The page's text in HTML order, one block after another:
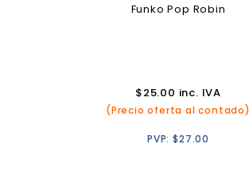
Funko Pop Robin
$25.00 inc. IVA
(Precio oferta al contado)
PVP:$27.00